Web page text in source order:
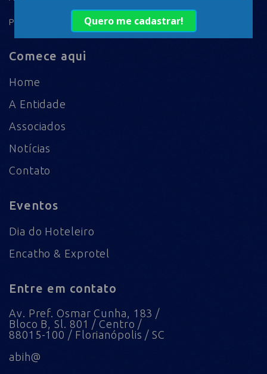
POLÍTICA DE PRIVACIDADE
Comece aqui
Home
A Entidade
Associados
Notícias
Contato
Eventos
Dia do Hoteleiro
Encatho & Exprotel
Entre em contato
Av. Pref. Osmar Cunha, 183 /
Bloco B, Sl. 801 / Centro /
88015-100 / Florianópolis / SC
abih@